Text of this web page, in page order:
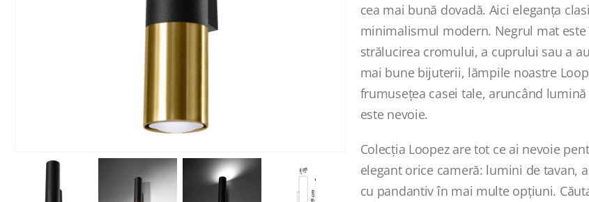
cea mai bună dovadă. Aici eleganța
minimalismul modern. Negrul mat
strălucirea cromului, a cuprului sau a
mai bune bijuterii, lămpile noastre
frumusețea casei tale, aruncând
este nevoie.
Colecția Loopez are tot ce ai nevoie
elegant orice cameră: lumini de tavan,
cu pandantiv în mai multe opțiuni.